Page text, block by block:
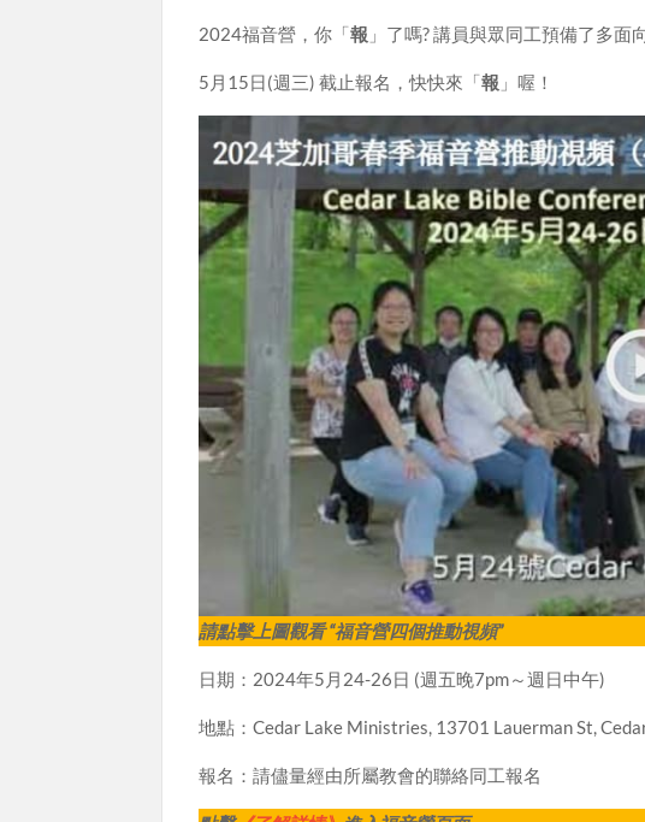
2024福音營，你「報 」了嗎? 講員與眾同工預備了多面
5月15日(週三) 截止報名，快快來「報 」喔！
請點擊上圖觀看 “福音營四個推動視頻”
日期：2024年5月24-26日 (週五晚7pm～週日中午)
地點：Cedar Lake Ministries, 13701 Lauerman St,
報名：請儘量經由所屬教會的聯絡同工報名